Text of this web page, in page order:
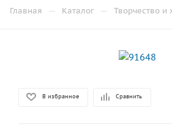
Главная — Каталог — Творчество и
В избранное Сравнить